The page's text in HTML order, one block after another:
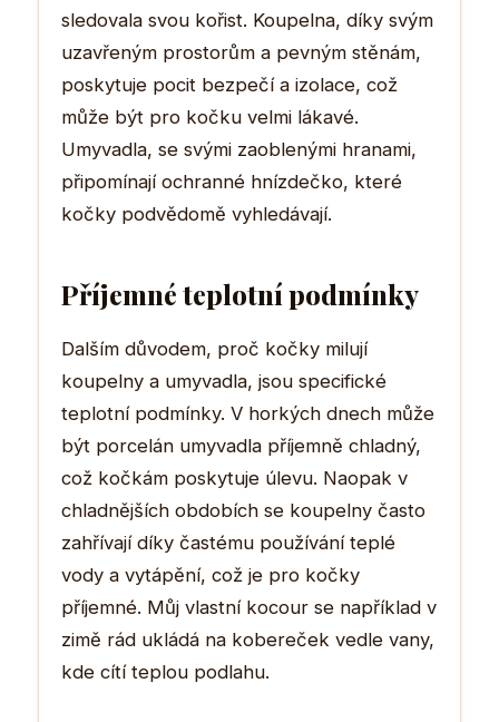
sledovala svou kořist. Koupelna, díky svým
uzavřeným prostorům a pevným stěnám,
poskytuje pocit bezpečí a izolace, což
může být pro kočku velmi lákavé.
Umyvadla, se svými zaoblenými hranami,
připomínají ochranné hnízdečko, které
kočky podvědomě vyhledávají.
Příjemné teplotní podmínky
Dalším důvodem, proč kočky milují
koupelny a umyvadla, jsou specifické
teplotní podmínky. V horkých dnech může
být porcelán umyvadla příjemně chladný,
což kočkám poskytuje úlevu. Naopak v
chladnějších obdobích se koupelny často
zahřívají díky častému používání teplé
vody a vytápění, což je pro kočky
příjemné. Můj vlastní kocour se například v
zimě rád ukládá na kobereček vedle vany,
kde cítí teplou podlahu.